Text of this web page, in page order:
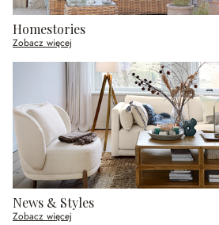
Homestories
Zobacz więcej
News & Styles
Zobacz więcej